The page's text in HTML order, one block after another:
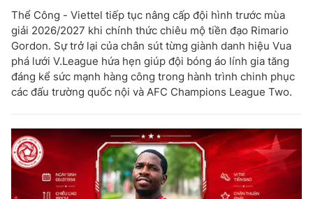
Thể Công - Viettel tiếp tục nâng cấp đội hình trước mùa
giải 2026/2027 khi chính thức chiêu mộ tiền đạo Rimario
Gordon. Sự trở lại của chân sút từng giành danh hiệu Vua
phá lưới V.League hứa hẹn giúp đội bóng áo lính gia tăng
đáng kể sức mạnh hàng công trong hành trình chinh phục
các đấu trường quốc nội và AFC Champions League Two.